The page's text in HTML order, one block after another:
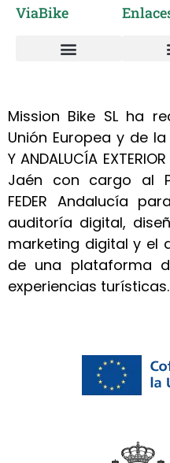
ViaBike
Mission Bike SL ha
Unión Europea y de la
Y ANDALUCÍA
Jaén con cargo al
FEDER Andalucía
auditoría digital,
marketing digital y el
de una plataforma
experiencias turísticas.